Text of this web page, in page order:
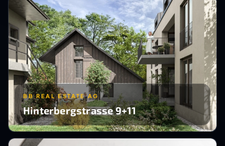
BB REAL ESTATE AG
Hinterbergstrasse 9+11